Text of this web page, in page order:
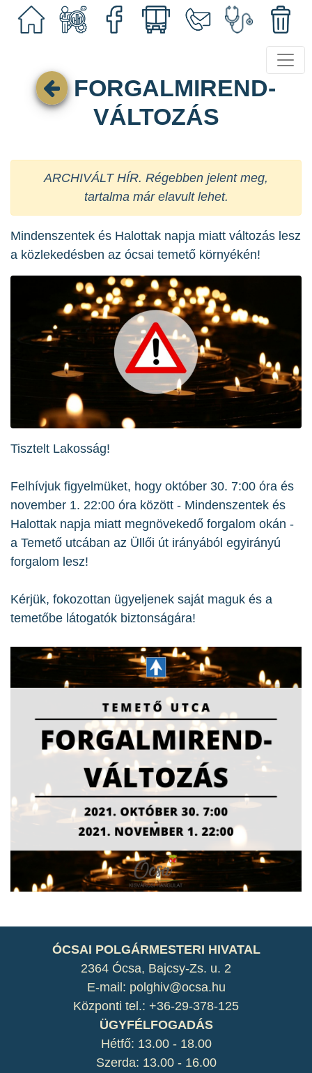
FORGALMIREND-
VÁLTOZÁS
ARCHIVÁLT HÍR. Régebben jelent meg,
tartalma már elavult lehet.
Mindenszentek és Halottak napja miatt változás lesz
a közlekedésben az ócsai temető környékén!
Tisztelt Lakosság!
Felhívjuk figyelmüket, hogy október 30. 7:00 óra és
november 1. 22:00 óra között - Mindenszentek és
Halottak napja miatt megnövekedő forgalom okán -
a Temető utcában az Üllői út irányából egyirányú
forgalom lesz!
Kérjük, fokozottan ügyeljenek saját maguk és a
temetőbe látogatók biztonságára!
ÓCSAI POLGÁRMESTERI HIVATAL
2364 Ócsa, Bajcsy-Zs. u. 2
E-mail: polghiv@ocsa.hu
Központi tel.: +36-29-378-125
ÜGYFÉLFOGADÁS
Hétfő: 13.00 - 18.00
Szerda: 13.00 - 16.00